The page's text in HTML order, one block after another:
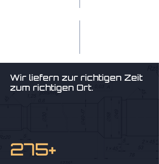
Wir liefern zur richtigen Zeit
zum richtigen Ort.
275+